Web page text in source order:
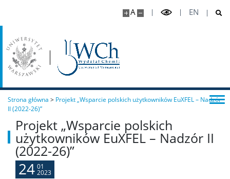
A EN
Dziekanat Studencki
Pełnomocniczka ds. osób ze specjalnymi
potrzebami edukacyjnymi
Sprawy socjalne/Stypendia
Samorząd Studencki
Praktyki Studenckie
Strona główna > Projekt „Wsparcie polskich użytkowników EuXFEL – Nadzór
II (2022-26)”
Projekt „Wsparcie polskich
użytkowników EuXFEL – Nadzór II
(2022-26)”
24 01
2023